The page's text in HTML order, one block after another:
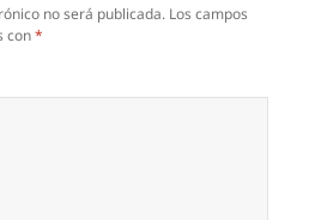
no será publicada. Los campos
con*